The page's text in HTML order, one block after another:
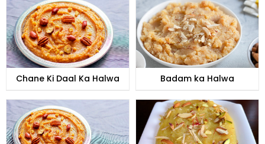
Chane Ki Daal Ka Halwa Badam ka Halwa